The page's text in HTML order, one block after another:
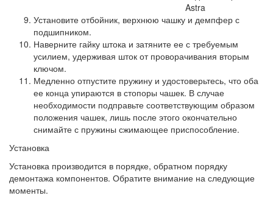
Установите отбойник, верхнюю чашку и демпфер с
подшипником.
Наверните гайку штока и затяните ее с требуемым
усилием, удерживая шток от проворачивания вторым
ключом.
Медленно отпустите пружину и удостоверьтесь, что оба
ее конца упираются в стопоры чашек. В случае
необходимости подправьте соответствующим образом
положения чашек, лишь после этого окончательно
снимайте с пружины сжимающее приспособление.
Установка
Установка производится в порядке, обратном порядку
демонтажа компонентов. Обратите внимание на следующие
моменты.